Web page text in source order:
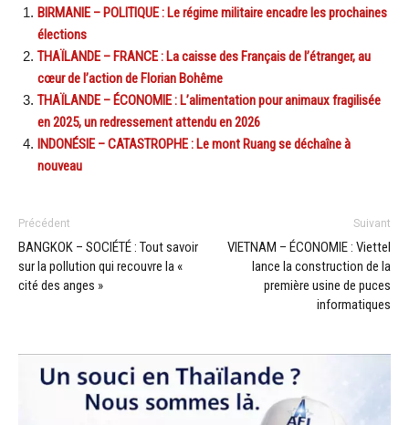
BIRMANIE – POLITIQUE : Le régime militaire encadre les prochaines
élections
THAÏLANDE – FRANCE : La caisse des Français de l’étranger, au
cœur de l’action de Florian Bohême
THAÏLANDE – ÉCONOMIE : L’alimentation pour animaux fragilisée
en 2025, un redressement attendu en 2026
INDONÉSIE – CATASTROPHE : Le mont Ruang se déchaîne à
nouveau
Précédent
BANGKOK – SOCIÉTÉ : Tout savoir
sur la pollution qui recouvre la «
cité des anges »
Suivant
VIETNAM – ÉCONOMIE : Viettel
lance la construction de la
première usine de puces
informatiques